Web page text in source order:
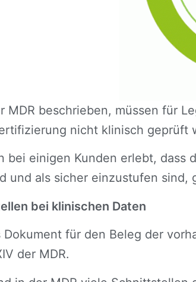
MDR beschrieben, müssen für
nicht klinisch geprüft
bei einigen Kunden erlebt, dass
und als sicher einzustufen
bei klinischen Daten
Dokument für den Beleg der
der MDR.